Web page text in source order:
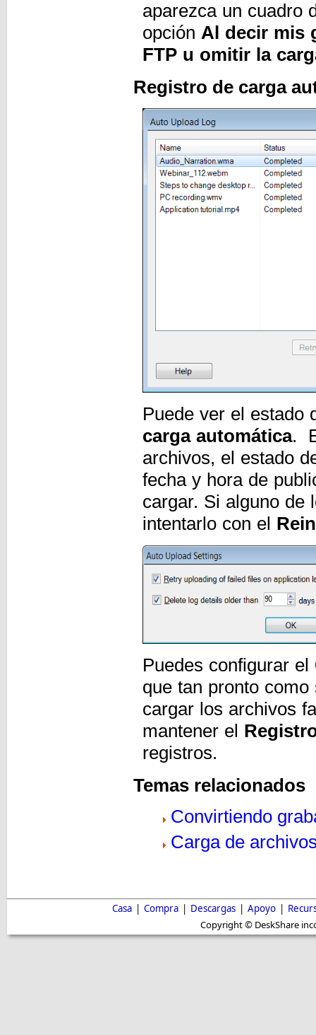
aparezca un cuadro
opción Al decir mis
FTP u omitir la
Registro de carga
Puede ver el estado
carga automática.
archivos, el estado
fecha y hora de
cargar. Si alguno de
intentarlo con el
Puedes configurar el
que tan pronto
cargar los archivos
mantener el
registros.
Temas relacionados
Convirtiendo
Carga de
Casa | Compra | Descargas | Apoyo |
Copyright © DeskShare